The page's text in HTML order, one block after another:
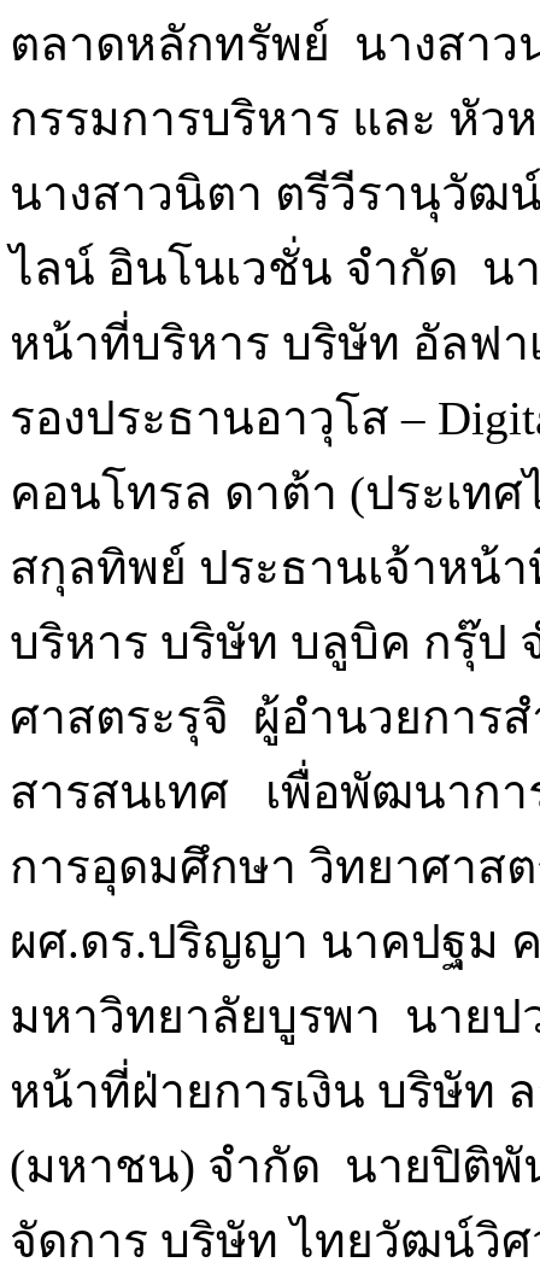
ตลาดหลักทรัพย์ นางสาว
กรรมการบริหาร และ หั
นางสาวนิตา ตรีวีรานุวัฒ
ไลน์ อินโนเวชั่น จำกัด น
หน้าที่บริหาร บริษัท อัลฟ
รองประธานอาวุโส –
คอนโทรล ดาต้า (ประเท
สกุลทิพย์ ประธานเจ้าหน้
บริหาร บริษัท บลูบิค กรุ๊ป
ศาสตระรุจิ ผู้อำนวยการ
สารสนเทศ เพื่อพัฒนากา
การอุดมศึกษา วิทยาศาส
ผศ.ดร.ปริญญา นาคปฐม
มหาวิทยาลัยบูรพา นายป
หน้าที่ฝ่ายการเงิน บริษัท
(มหาชน) จำกัด นายปิติ
จัดการ บริษัท ไทยวัฒน์วิ